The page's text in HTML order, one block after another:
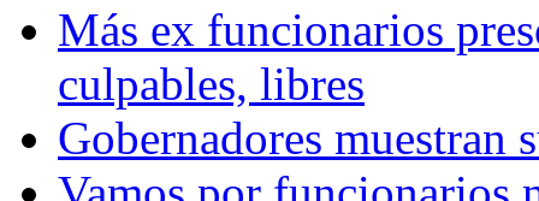
Más ex funcionarios
culpables, libres
Gobernadores muestran